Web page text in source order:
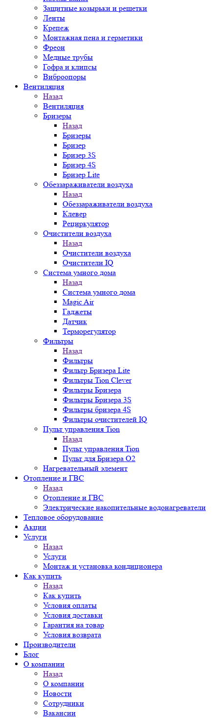
Защитные козырьки и решетки
Ленты
Крепеж
Монтажная пена и герметики
Фреон
Медные трубы
Гофра и клипсы
Виброопоры
Вентиляция
Назад
Вентиляция
Бризеры
Назад
Бризеры
Бризер
Бризер 3S
Бризер 4S
Бризер Lite
Обеззараживатели воздуха
Назад
Обеззараживатели воздуха
Клевер
Рециркулятор
Очистители воздуха
Назад
Очистители воздуха
Очистители IQ
Система умного дома
Назад
Система умного дома
Magic Air
Гаджеты
Датчик
Терморегулятор
Фильтры
Назад
Фильтры
Фильтр Бризера Lite
Фильтры Tion Clever
Фильтры Бризера
Фильтры Бризера 3S
Фильтры бризера 4S
Фильтры очистителей IQ
Пульт управления Tion
Назад
Пульт управления Tion
Пульт для Бризера O2
Нагревательный элемент
Отопление и ГВС
Назад
Отопление и ГВС
Электрические накопительные водонагреватели
Тепловое оборудование
Акции
Услуги
Назад
Услуги
Монтаж и установка кондиционера
Как купить
Назад
Как купить
Условия оплаты
Условия доставки
Гарантия на товар
Условия возврата
Производители
Блог
О компании
Назад
О компании
Новости
Сотрудники
Вакансии